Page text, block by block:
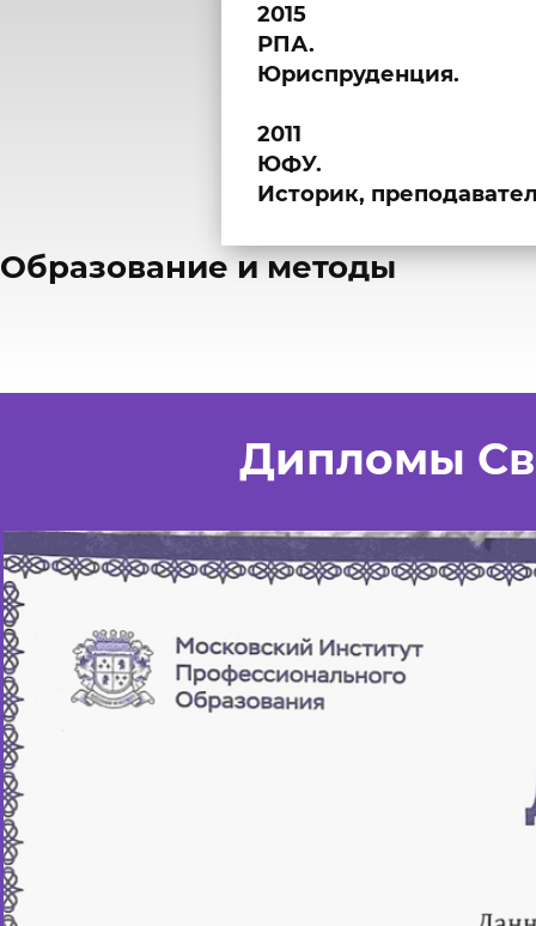
2015
РПА.
Юриспруденция.
2011
ЮФУ.
Историк,
​Образование и методы
Дипломы